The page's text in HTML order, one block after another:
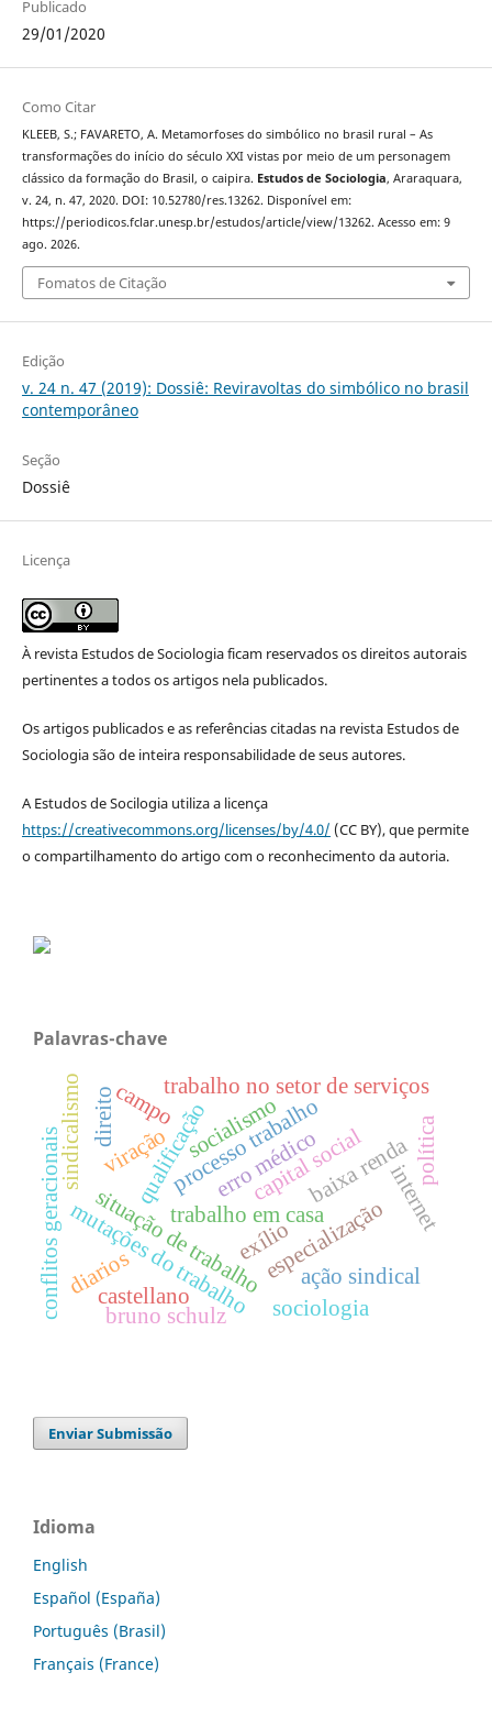
Publicado
29/01/2020
Como Citar
KLEEB, S.; FAVARETO, A. Metamorfoses do simbólico no brasil rural – As
transformações do início do século XXI vistas por meio de um personagem
clássico da formação do Brasil, o caipira. Estudos de Sociologia, Araraquara,
v. 24, n. 47, 2020. DOI: 10.52780/res.13262. Disponível em:
https://periodicos.fclar.unesp.br/estudos/article/view/13262. Acesso em: 9
ago. 2026.
Fomatos de Citação
Edição
v. 24 n. 47 (2019): Dossiê: Reviravoltas do simbólico no brasil
contemporâneo
Seção
Dossiê
Licença
À revista Estudos de Sociologia ficam reservados os direitos autorais
pertinentes a todos os artigos nela publicados.
Os artigos publicados e as referências citadas na revista Estudos de
Sociologia são de inteira responsabilidade de seus autores.
A Estudos de Socilogia utiliza a licença
https://creativecommons.org/licenses/by/4.0/ (CC BY), que permite
o compartilhamento do artigo com o reconhecimento da autoria.
Palavras-chave
erro médico
processo trabalho
situação de trabalhoespecialização
qualificação
trabalho no setor de serviços
trabalho em casa
viração
mutações do trabalho
capital social
conflitos geracionais baixa renda
sindicalismo
ação sindical
campo
diarios
internet
castellano
exílio
bruno schulz
direito
sociologia
política
socialismo
Enviar Submissão
Idioma
English
Español (España)
Português (Brasil)
Français (France)